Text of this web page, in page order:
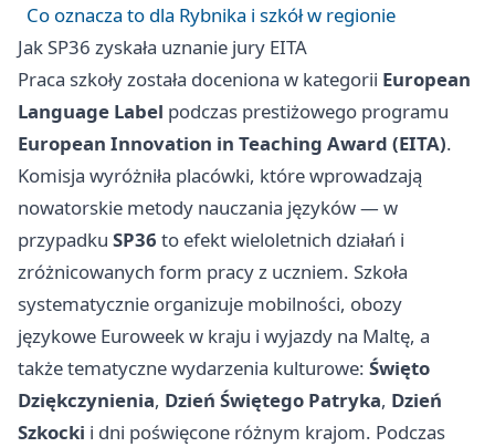
Co oznacza to dla Rybnika i szkół w regionie
Jak SP36 zyskała uznanie jury EITA
Praca szkoły została doceniona w kategorii European
Language Label podczas prestiżowego programu
European Innovation in Teaching Award (EITA).
Komisja wyróżniła placówki, które wprowadzają
nowatorskie metody nauczania języków — w
przypadku SP36 to efekt wieloletnich działań i
zróżnicowanych form pracy z uczniem. Szkoła
systematycznie organizuje mobilności, obozy
językowe Euroweek w kraju i wyjazdy na Maltę, a
także tematyczne wydarzenia kulturowe: Święto
Dziękczynienia, Dzień Świętego Patryka, Dzień
Szkocki i dni poświęcone różnym krajom. Podczas